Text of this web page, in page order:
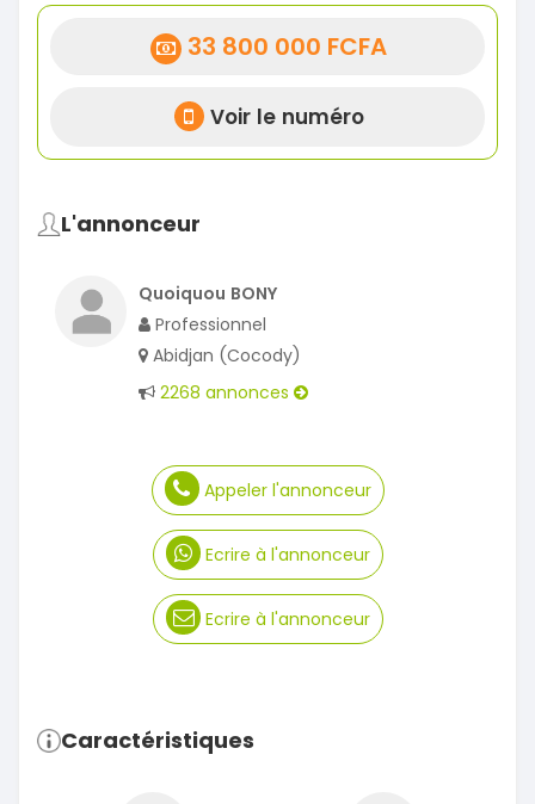
33 800 000 FCFA
Voir le numéro
L'annonceur
Quoiquou BONY
Professionnel
Abidjan (Cocody)
2268 annonces
Appeler l'annonceur
Ecrire à l'annonceur
Ecrire à l'annonceur
Caractéristiques